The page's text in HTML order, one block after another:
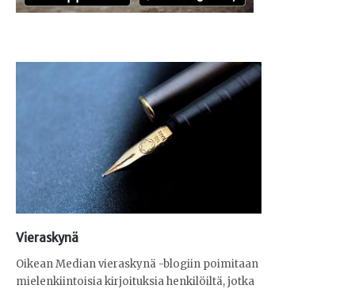
Vieraskynä
Oikean Median vieraskynä -blogiin poimitaan
mielenkiintoisia kirjoituksia henkilöiltä, jotka